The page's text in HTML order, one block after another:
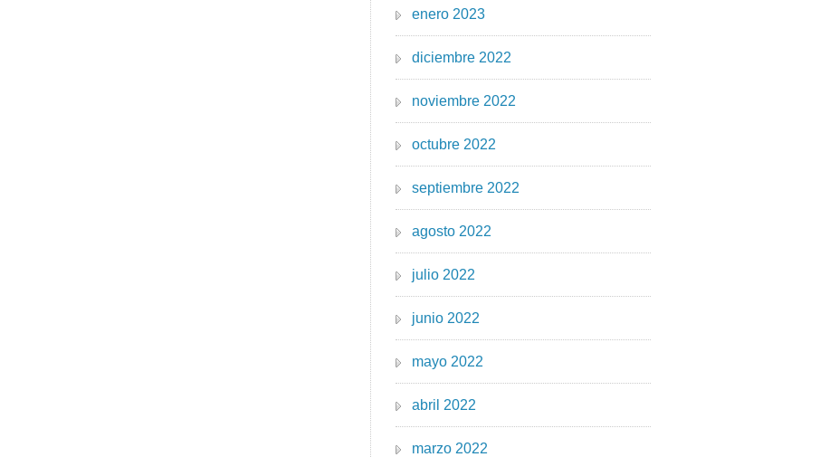
enero 2023
diciembre 2022
noviembre 2022
octubre 2022
septiembre 2022
agosto 2022
julio 2022
junio 2022
mayo 2022
abril 2022
marzo 2022